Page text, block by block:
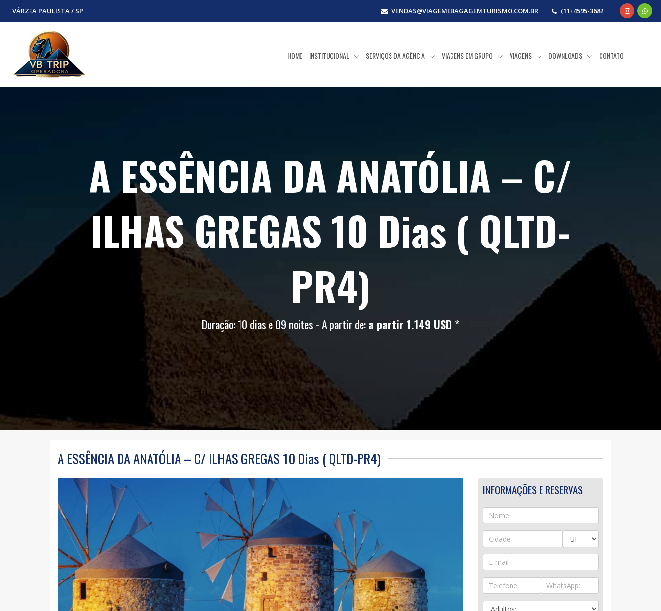
VÁRZEA PAULISTA / SP VENDAS@VIAGEMEBAGAGEMTURISMO.COM.BR (11) 4595-3682
HOME INSTITUCIONAL SERVIÇOS DA AGÊNCIA VIAGENS EM GRUPO VIAGENS DOWNLOADS CONTATO
A ESSÊNCIA DA ANATÓLIA – C/
ILHAS GREGAS 10 Dias ( QLTD-
PR4)
Duração: 10 dias e 09 noites - A partir de:a partir 1.149 USD *
A ESSÊNCIA DA ANATÓLIA – C/ ILHAS GREGAS 10 Dias ( QLTD-PR4)
INFORMAÇÕES E RESERVAS